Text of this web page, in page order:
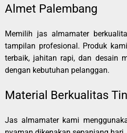
Almet Palembang
Memilih jas almamater
tampilan profesional. Produk
terbaik, jahitan rapi, dan desain
dengan kebutuhan pelanggan.
Material Berkualitas
Jas almamater kami